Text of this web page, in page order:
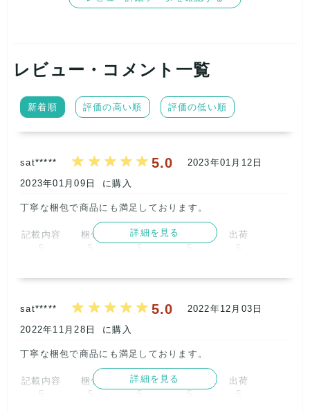
レビュー・コメント一覧
新着順 評価の高い順 評価の低い順
sat***** 5.0
2023年01月12日
2023年01月09日
に購入
丁寧な梱包で商品にも満足しております。
記載内容
5
梱包
5
商品満足
5
5
出荷
5
詳細を見る
sat***** 5.0
2022年12月03日
2022年11月28日
に購入
丁寧な梱包で商品にも満足しております。
記載内容
5
梱包
5
商品満足
5
5
出荷
5
詳細を見る